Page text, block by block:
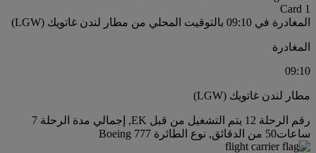
Card 1
المغادرة في 09:10 بالتوقيت المحلي من مطار لندن غاتويك (LGW)
المغادرة
09:10
مطار لندن غاتويك (LGW)
رقم الرحلة 12 يتم التشغيل من قبل EK, إجمالي مدة الرحلة 7
ساعات50 من الدقائق, نوع الطائرة Boeing 777